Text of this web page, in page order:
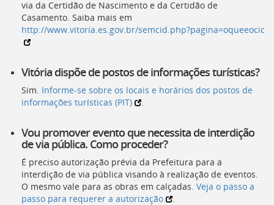
via da Certidão de Nascimento e da Certidão de
Casamento. Saiba mais em
http://www.vitoria.es.gov.br/semcid.php?pagina=oqueeocic
Vitória dispõe de postos de informações turísticas?
Sim. Informe-se sobre os locais e horários dos postos de
informações turísticas (PIT)
Vou promover evento que necessita de interdição
de via pública. Como proceder?
É preciso autorização prévia da Prefeitura para a
interdição de via pública visando à realização de eventos.
O mesmo vale para as obras em calçadas. Veja o passo a
passo para requerer a autorização